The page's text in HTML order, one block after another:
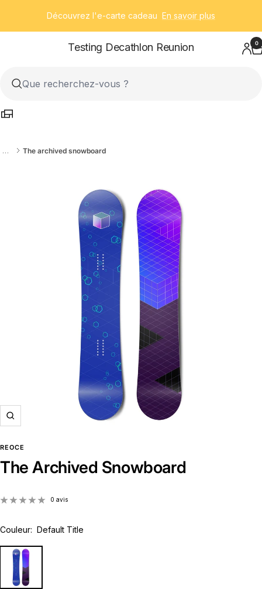
contenu
Découvrez l'e-carte cadeau En savoir plus
Testing Decathlon Reunion 0
… The archived snowboard
Zoom
REOCE
The Archived Snowboard
0 avis
Couleur: Default Title